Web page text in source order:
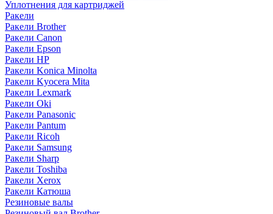
Уплотнения для картриджей
Ракели
Ракели Brother
Ракели Canon
Ракели Epson
Ракели HP
Ракели Konica Minolta
Ракели Kyocera Mita
Ракели Lexmark
Ракели Oki
Ракели Panasonic
Ракели Pantum
Ракели Ricoh
Ракели Samsung
Ракели Sharp
Ракели Toshiba
Ракели Xerox
Ракели Катюша
Резиновые валы